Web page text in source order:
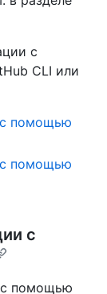
с
CLI или
с помощью
с помощью
с
с помощью